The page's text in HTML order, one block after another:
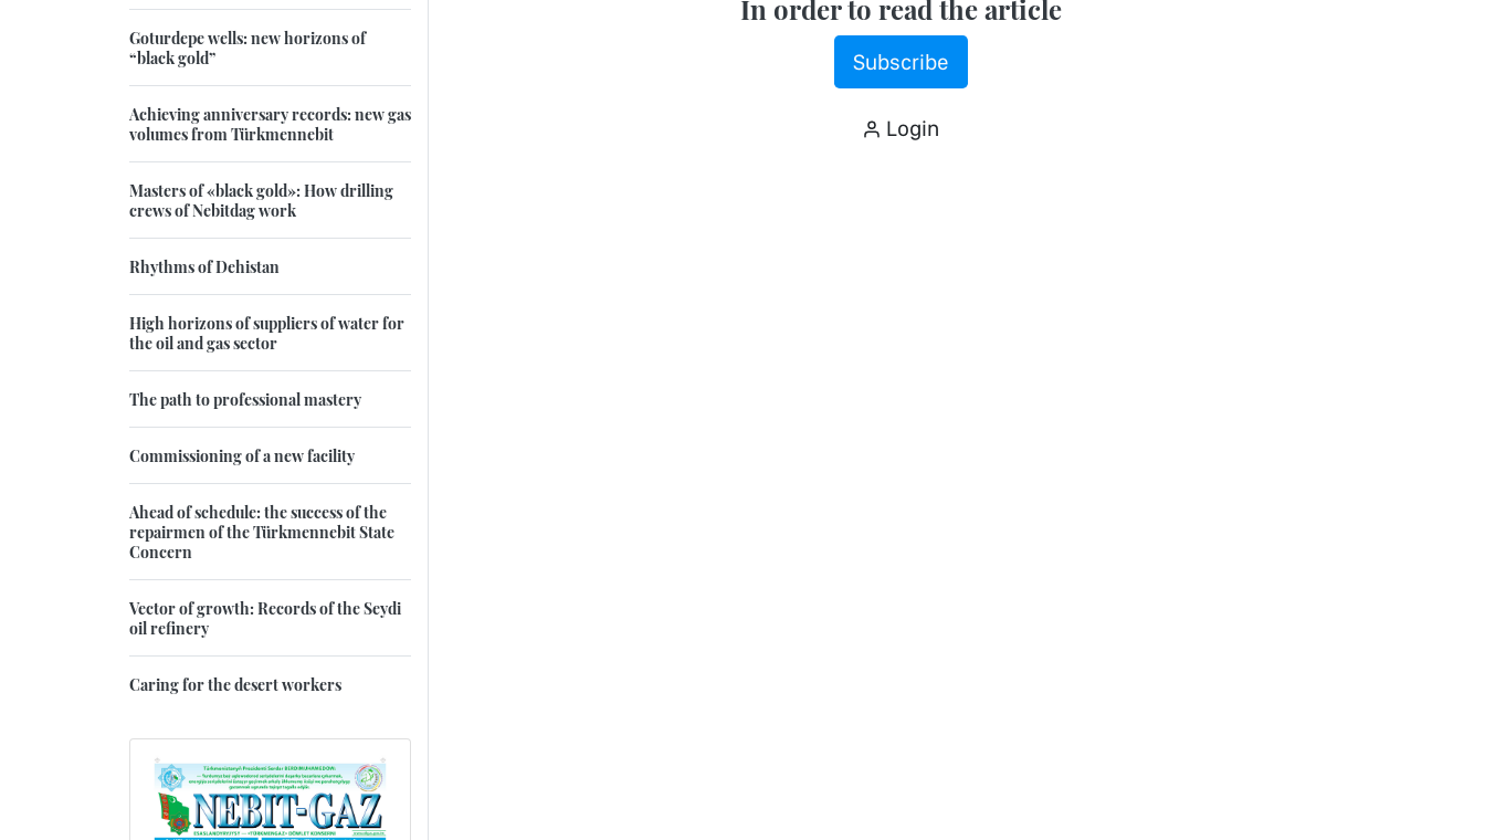
In order to read the article
Subscribe
Login
Goturdepe wells: new horizons of
“black gold”
Achieving anniversary records: new gas
volumes from Türkmennebit
Masters of «black gold»: How drilling
crews of Nebitdag work
Rhythms of Dehistan
High horizons of suppliers of water for
the oil and gas sector
The path to professional mastery
Commissioning of a new facility
Ahead of schedule: the success of the
repairmen of the Türkmennebit State
Concern
Vector of growth: Records of the Seydi
oil refinery
Caring for the desert workers